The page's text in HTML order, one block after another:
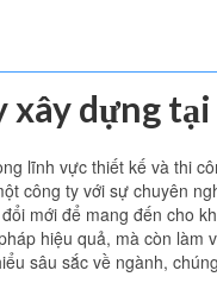
xây dựng
lĩnh vực thiết kế và thi
công ty với sự chuyên
mới để mang đến cho
hiệu quả, mà còn
sâu sắc về ngành,